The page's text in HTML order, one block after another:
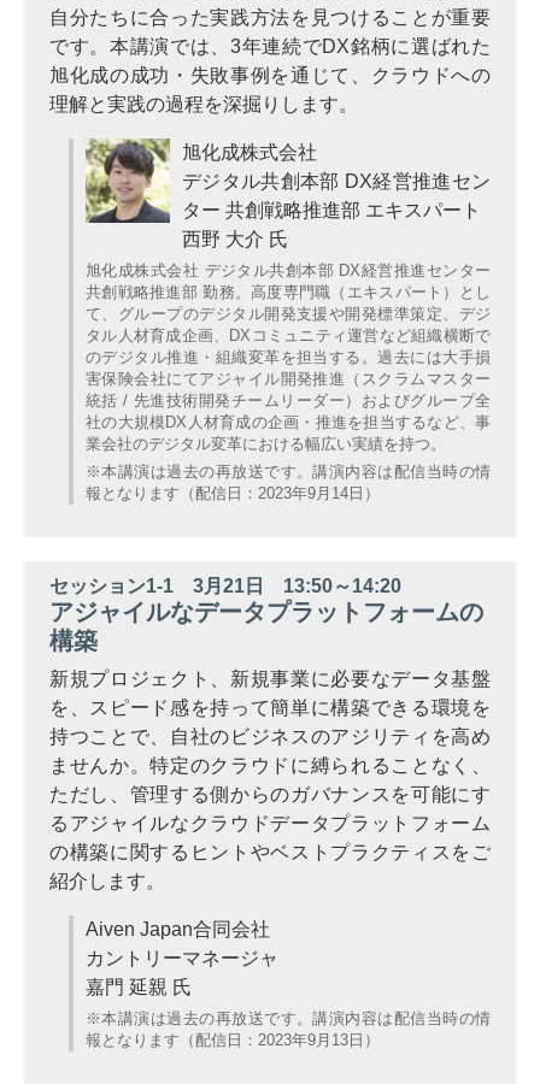
自分たちに合った実践方法を見つけることが重要
です。本講演では、3年連続でDX銘柄に選ばれた
旭化成の成功・失敗事例を通じて、クラウドへの
理解と実践の過程を深掘りします。
旭化成株式会社
デジタル共創本部 DX経営推進セン
ター 共創戦略推進部 エキスパート
西野 大介 氏
旭化成株式会社 デジタル共創本部 DX経営推進センター
共創戦略推進部 勤務。高度専門職（エキスパート）とし
て、グループのデジタル開発支援や開発標準策定、デジ
タル人材育成企画、DXコミュニティ運営など組織横断で
のデジタル推進・組織変革を担当する。過去には大手損
害保険会社にてアジャイル開発推進（スクラムマスター
統括 / 先進技術開発チームリーダー）およびグループ全
社の大規模DX人材育成の企画・推進を担当するなど、事
業会社のデジタル変革における幅広い実績を持つ。
※本講演は過去の再放送です。講演内容は配信当時の情
報となります（配信日：2023年9月14日）
セッション1-1 3月21日 13:50～14:20
アジャイルなデータプラットフォームの
構築
新規プロジェクト、新規事業に必要なデータ基盤
を、スピード感を持って簡単に構築できる環境を
持つことで、自社のビジネスのアジリティを高め
ませんか。特定のクラウドに縛られることなく、
ただし、管理する側からのガバナンスを可能にす
るアジャイルなクラウドデータプラットフォーム
の構築に関するヒントやベストプラクティスをご
紹介します。
Aiven Japan合同会社
カントリーマネージャ
嘉門 延親 氏
※本講演は過去の再放送です。講演内容は配信当時の情
報となります（配信日：2023年9月13日）